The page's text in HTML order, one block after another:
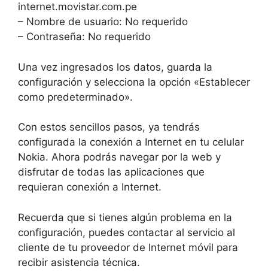
internet.movistar.com.pe
– Nombre de usuario: No requerido
– Contraseña: No requerido
Una vez ingresados los datos, guarda la
configuración y selecciona la opción «Establecer
como predeterminado».
Con estos sencillos pasos, ya tendrás
configurada la conexión a Internet en tu celular
Nokia. Ahora podrás navegar por la web y
disfrutar de todas las aplicaciones que
requieran conexión a Internet.
Recuerda que si tienes algún problema en la
configuración, puedes contactar al servicio al
cliente de tu proveedor de Internet móvil para
recibir asistencia técnica.